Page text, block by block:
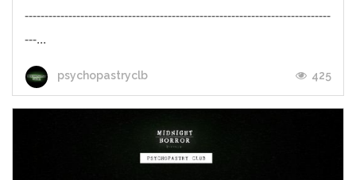
-----------------------------------------------------------------------------
---...
psychopastryclb 425